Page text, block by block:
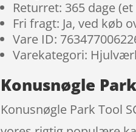
Returret: 365 dage
Fri fragt: Ja, ved køb
Vare ID:
Varekategori:
Konusnøgle
Konusnøgle Park Tool